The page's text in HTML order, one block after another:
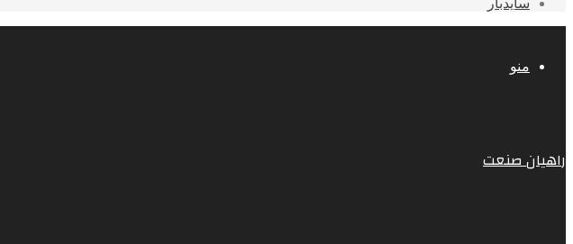
سایدبار
منو
راهیان صنعت